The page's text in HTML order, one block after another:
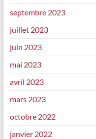
septembre 2023
juillet 2023
juin 2023
mai 2023
avril 2023
mars 2023
octobre 2022
janvier 2022